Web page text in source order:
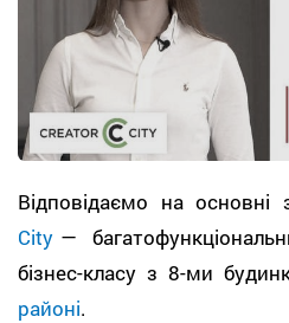
Відповідаємо на основні
City —
бізнес-класу з 8-ми
районі.